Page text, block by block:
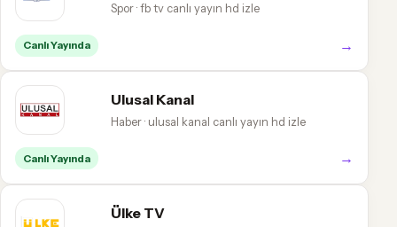
Spor · fb tv canlı yayın hd izle
Canlı Yayında →
Ulusal Kanal
Haber · ulusal kanal canlı yayın hd izle
Canlı Yayında →
Ülke TV